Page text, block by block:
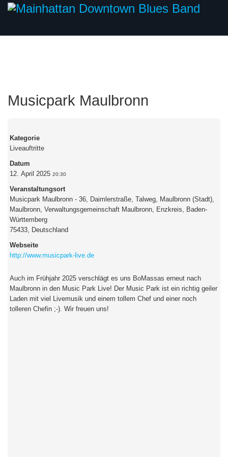
Musicpark Maulbronn
Kategorie
Liveauftritte
Datum
12. April 2025 20:30
Veranstaltungsort
Musicpark Maulbronn - 36, Daimlerstraße, Talweg, Maulbronn (Stadt),
Maulbronn, Verwaltungsgemeinschaft Maulbronn, Enzkreis, Baden-
Württemberg
75433, Deutschland
Webseite
http://www.musicpark-live.de
Auch im Frühjahr 2025 verschlägt es uns BoMassas erneut nach
Maulbronn in den Music Park Live! Der Music Park ist ein richtig geiler
Laden mit viel Livemusik und einem tollem Chef und einer noch
tolleren Chefin ;-). Wir freuen uns!